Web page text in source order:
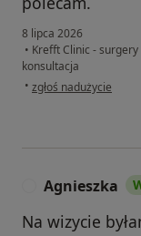
8 lipca 2026
• Krefft Clinic -
konsultacja
• w opinii użytkownika
zgłoś nadużycie
Agnieszka
Na wizycie